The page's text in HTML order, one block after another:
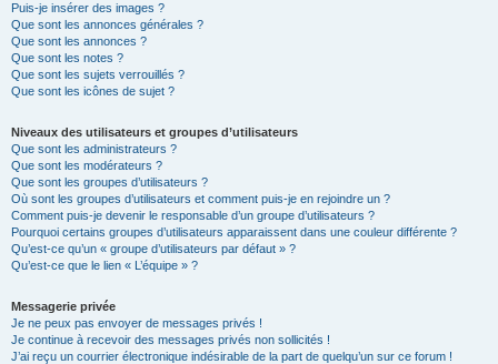
Puis-je insérer des images ?
Que sont les annonces générales ?
Que sont les annonces ?
Que sont les notes ?
Que sont les sujets verrouillés ?
Que sont les icônes de sujet ?
Niveaux des utilisateurs et groupes d’utilisateurs
Que sont les administrateurs ?
Que sont les modérateurs ?
Que sont les groupes d’utilisateurs ?
Où sont les groupes d’utilisateurs et comment puis-je en rejoindre un ?
Comment puis-je devenir le responsable d’un groupe d’utilisateurs ?
Pourquoi certains groupes d’utilisateurs apparaissent dans une couleur différente ?
Qu’est-ce qu’un « groupe d’utilisateurs par défaut » ?
Qu’est-ce que le lien « L’équipe » ?
Messagerie privée
Je ne peux pas envoyer de messages privés !
Je continue à recevoir des messages privés non sollicités !
J’ai reçu un courrier électronique indésirable de la part de quelqu’un sur ce forum !